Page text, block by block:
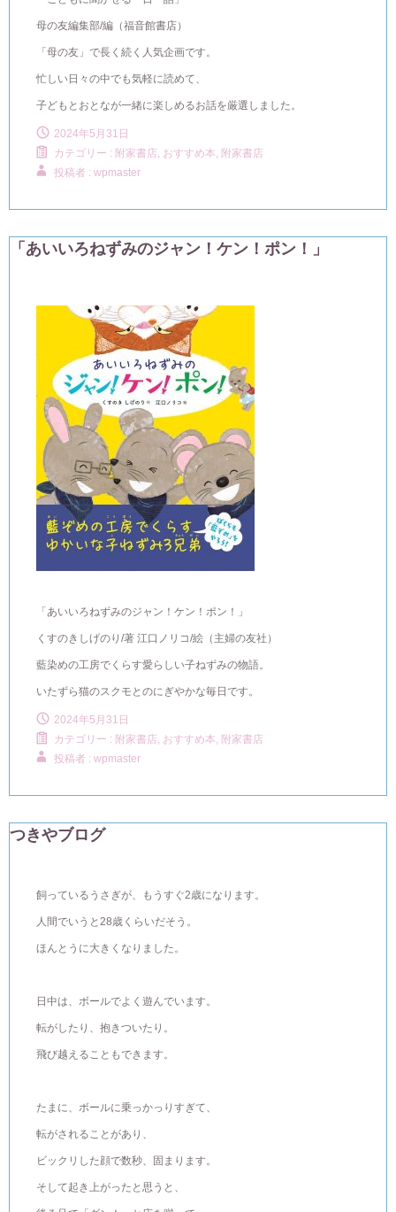
母の友編集部/編（福音館書店）
「母の友」で長く続く人気企画です。
忙しい日々の中でも気軽に読めて、
子どもとおとなが一緒に楽しめるお話を厳選しました。
2024年5月31日
カテゴリー : 附家書店, おすすめ本 附家書店
投稿者 : wpmaster
「あいいろねずみのジャン！ケン！ポン！」
「あいいろねずみのジャン！ケン！ポン！」
くすのきしげのり/著 江口ノリコ/絵（主婦の友社）
藍染めの工房でくらす愛らしい子ねずみの物語。
いたずら猫のスクモとのにぎやかな毎日です。
2024年5月31日
カテゴリー : 附家書店, おすすめ本 附家書店
投稿者 : wpmaster
つきやブログ
飼っているうさぎが、もうすぐ2歳になります。
人間でいうと28歳くらいだそう。
ほんとうに大きくなりました。
日中は、ボールでよく遊んでいます。
転がしたり、抱きついたり。
飛び越えることもできます。
たまに、ボールに乗っかっりすぎて、
転がされることがあり、
ビックリした顔で数秒、固まります。
そして起き上がったと思うと、